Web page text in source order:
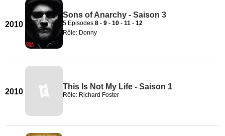
2010
Sons of Anarchy - Saison 3
5 Episodes 8 - 9 - 10 - 11 - 12
Rôle: Donny
2010
This Is Not My Life - Saison 1
Rôle: Richard Foster